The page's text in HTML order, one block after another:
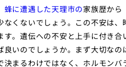
蜂に遭遇した天理市の家族歴から
なくないでしょう。この不安は
。遺伝への不安と上手に付き
良いのでしょうか。まず大切な
まるわけではなく、ホルモン